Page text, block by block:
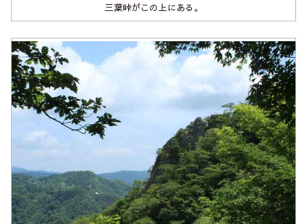
三葉峠がこの上にある。